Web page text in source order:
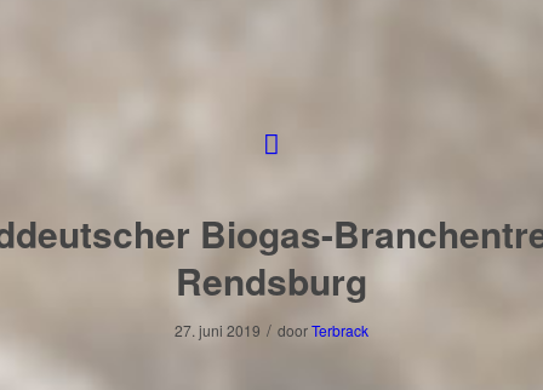
Biogas-
Rendsburg
27. juni 2019 / doorTerbrack